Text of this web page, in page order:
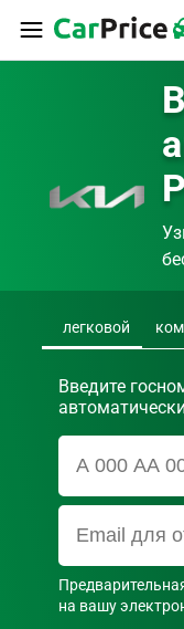
легковой
Введите
автоматически
на вашу